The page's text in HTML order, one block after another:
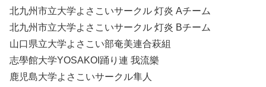
北九州市立大学よさこいサークル 灯炎 Aチーム
北九州市立大学よさこいサークル 灯炎 Bチーム
山口県立大学よさこい部奄美連合萩組
志學館大学YOSAKOI踊り連 我流樂
鹿児島大学よさこいサークル隼人